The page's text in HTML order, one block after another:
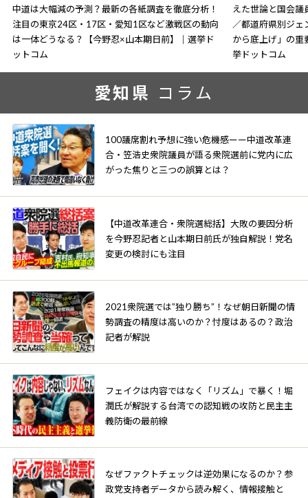
中道は大幅減の予測？最新の各紙調査を徹底分析！
注目の東京24区・17区・愛知1区など激戦区の動向
は一体どうなる？【今野忍×山本期日前】｜選挙ド
ットコム
えた世論と国会
／都道府県別ジ
から底上げ」の重
挙ドットコム
愛知県 コラム
100議席割れ予想に強い危機感ーー中道改革連
合・笠浩史衆院議員が語る衆院選前に党内に広
がった焦りと三つの誤算とは？
【中道改革連合・衆院選総括】大敗の要因分析
を今野忍記者と山本期日前氏が独自解説！党名
変更の検討にも注目
2021衆院選では”独り勝ち”！なぜ朝日新聞の情
勢調査の精度は高いのか？忖度はあるの？政治
記者が解説
フェイクは内容ではなく「リズム」で暴く！堀
潤氏が解説する台湾での認知戦の攻防と民主主
義防衛の最前線
なぜファクトチェックは逆効果になるのか？参
政党支持者データから読み解く、情報接触と